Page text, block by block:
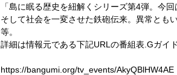
「島に眠る歴史を紐解くシリーズ第4弾。今
そして社会を一変させた鉄砲伝来。異常とも
等。
詳細は情報元である下記URLの番組表.Gガイ
https://bangumi.org/tv_events/AkyQBlHW4AE